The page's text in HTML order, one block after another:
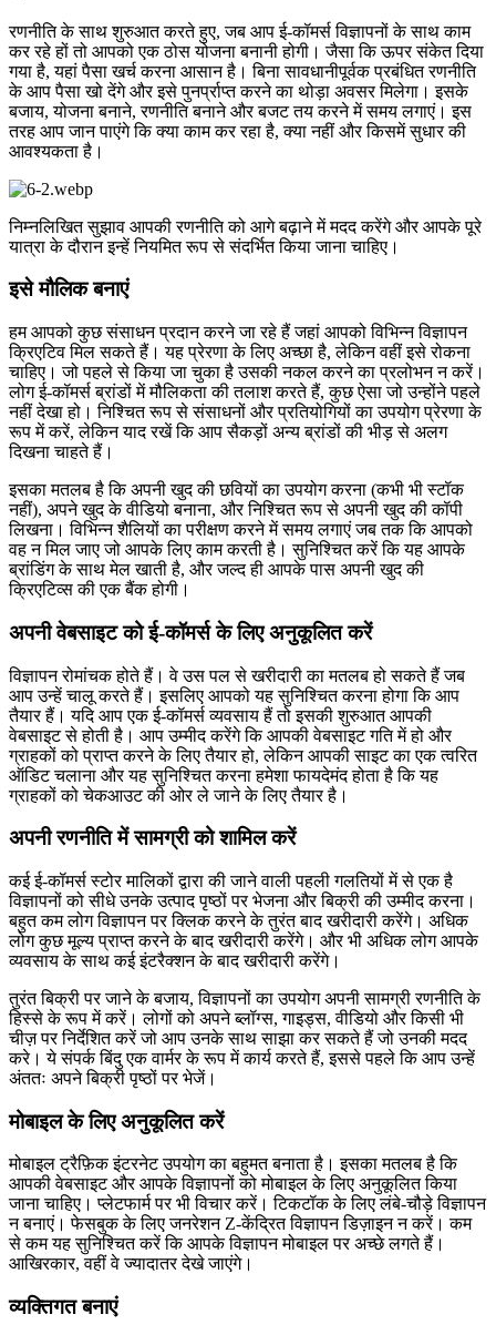
रणनीति के साथ शुरुआत करते हुए, जब आप ई-कॉमर्स विज्ञापनों के साथ काम
कर रहे हों तो आपको एक ठोस योजना बनानी होगी। जैसा कि ऊपर संकेत दिया
गया है, यहां पैसा खर्च करना आसान है। बिना सावधानीपूर्वक प्रबंधित रणनीति
के आप पैसा खो देंगे और इसे पुनर्प्राप्त करने का थोड़ा अवसर मिलेगा। इसके
बजाय, योजना बनाने, रणनीति बनाने और बजट तय करने में समय लगाएं। इस
तरह आप जान पाएंगे कि क्या काम कर रहा है, क्या नहीं और किसमें सुधार की
आवश्यकता है।
निम्नलिखित सुझाव आपकी रणनीति को आगे बढ़ाने में मदद करेंगे और आपके पूरे
यात्रा के दौरान इन्हें नियमित रूप से संदर्भित किया जाना चाहिए।
इसे मौलिक बनाएं
हम आपको कुछ संसाधन प्रदान करने जा रहे हैं जहां आपको विभिन्न विज्ञापन
क्रिएटिव मिल सकते हैं। यह प्रेरणा के लिए अच्छा है, लेकिन वहीं इसे रोकना
चाहिए। जो पहले से किया जा चुका है उसकी नकल करने का प्रलोभन न करें।
लोग ई-कॉमर्स ब्रांडों में मौलिकता की तलाश करते हैं, कुछ ऐसा जो उन्होंने पहले
नहीं देखा हो। निश्चित रूप से संसाधनों और प्रतियोगियों का उपयोग प्रेरणा के
रूप में करें, लेकिन याद रखें कि आप सैकड़ों अन्य ब्रांडों की भीड़ से अलग
दिखना चाहते हैं।
इसका मतलब है कि अपनी खुद की छवियों का उपयोग करना (कभी भी स्टॉक
नहीं), अपने खुद के वीडियो बनाना, और निश्चित रूप से अपनी खुद की कॉपी
लिखना। विभिन्न शैलियों का परीक्षण करने में समय लगाएं जब तक कि आपको
वह न मिल जाए जो आपके लिए काम करती है। सुनिश्चित करें कि यह आपके
ब्रांडिंग के साथ मेल खाती है, और जल्द ही आपके पास अपनी खुद की
क्रिएटिव्स की एक बैंक होगी।
अपनी वेबसाइट को ई-कॉमर्स के लिए अनुकूलित करें
विज्ञापन रोमांचक होते हैं। वे उस पल से खरीदारी का मतलब हो सकते हैं जब
आप उन्हें चालू करते हैं। इसलिए आपको यह सुनिश्चित करना होगा कि आप
तैयार हैं। यदि आप एक ई-कॉमर्स व्यवसाय हैं तो इसकी शुरुआत आपकी
वेबसाइट से होती है। आप उम्मीद करेंगे कि आपकी वेबसाइट गति में हो और
ग्राहकों को प्राप्त करने के लिए तैयार हो, लेकिन आपकी साइट का एक त्वरित
ऑडिट चलाना और यह सुनिश्चित करना हमेशा फायदेमंद होता है कि यह
ग्राहकों को चेकआउट की ओर ले जाने के लिए तैयार है।
अपनी रणनीति में सामग्री को शामिल करें
कई ई-कॉमर्स स्टोर मालिकों द्वारा की जाने वाली पहली गलतियों में से एक है
विज्ञापनों को सीधे उनके उत्पाद पृष्ठों पर भेजना और बिक्री की उम्मीद करना।
बहुत कम लोग विज्ञापन पर क्लिक करने के तुरंत बाद खरीदारी करेंगे। अधिक
लोग कुछ मूल्य प्राप्त करने के बाद खरीदारी करेंगे। और भी अधिक लोग आपके
व्यवसाय के साथ कई इंटरैक्शन के बाद खरीदारी करेंगे।
तुरंत बिक्री पर जाने के बजाय, विज्ञापनों का उपयोग अपनी सामग्री रणनीति के
हिस्से के रूप में करें। लोगों को अपने ब्लॉग्स, गाइड्स, वीडियो और किसी भी
चीज़ पर निर्देशित करें जो आप उनके साथ साझा कर सकते हैं जो उनकी मदद
करे। ये संपर्क बिंदु एक वार्मर के रूप में कार्य करते हैं, इससे पहले कि आप उन्हें
अंततः अपने बिक्री पृष्ठों पर भेजें।
मोबाइल के लिए अनुकूलित करें
मोबाइल ट्रैफ़िक इंटरनेट उपयोग का बहुमत बनाता है। इसका मतलब है कि
आपकी वेबसाइट और आपके विज्ञापनों को मोबाइल के लिए अनुकूलित किया
जाना चाहिए। प्लेटफार्म पर भी विचार करें। टिकटॉक के लिए लंबे-चौड़े विज्ञापन
न बनाएं। फेसबुक के लिए जनरेशन Z-केंद्रित विज्ञापन डिज़ाइन न करें। कम
से कम यह सुनिश्चित करें कि आपके विज्ञापन मोबाइल पर अच्छे लगते हैं।
आखिरकार, वहीं वे ज्यादातर देखे जाएंगे।
व्यक्तिगत बनाएं